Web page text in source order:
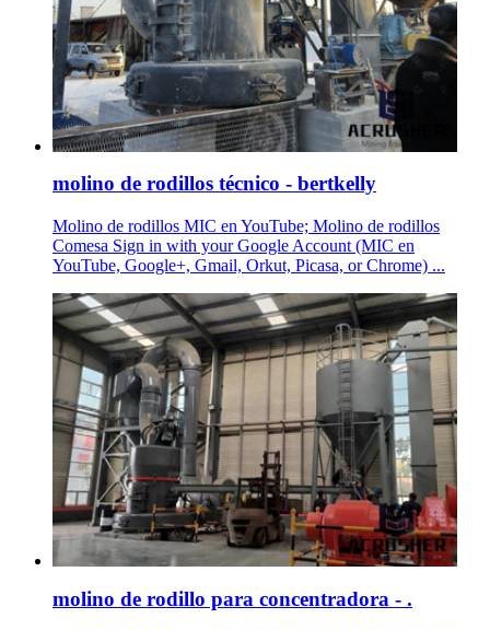
molino de rodillos técnico - bertkelly
Molino de rodillos MIC en YouTube; Molino de rodillos
Comesa Sign in with your Google Account (MIC en
YouTube, Google+, Gmail, Orkut, Picasa, or Chrome) ...
molino de rodillo para concentradora - .